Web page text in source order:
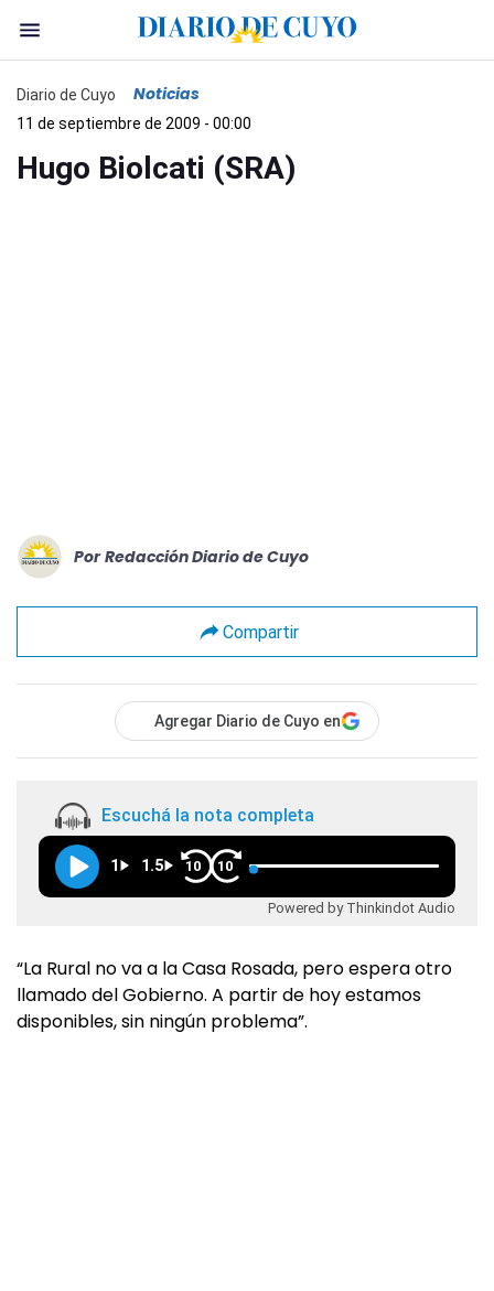
Diario de Cuyo Noticias
11 de septiembre de 2009 - 00:00
Hugo Biolcati (SRA)
Por Redacción Diario de Cuyo
Compartir
Agregar Diario de Cuyo en
Escuchá la nota completa
1 1.5 10 10
Powered by Thinkindot Audio
“La Rural no va a la Casa Rosada, pero espera otro
llamado del Gobierno. A partir de hoy estamos
disponibles, sin ningún problema”.